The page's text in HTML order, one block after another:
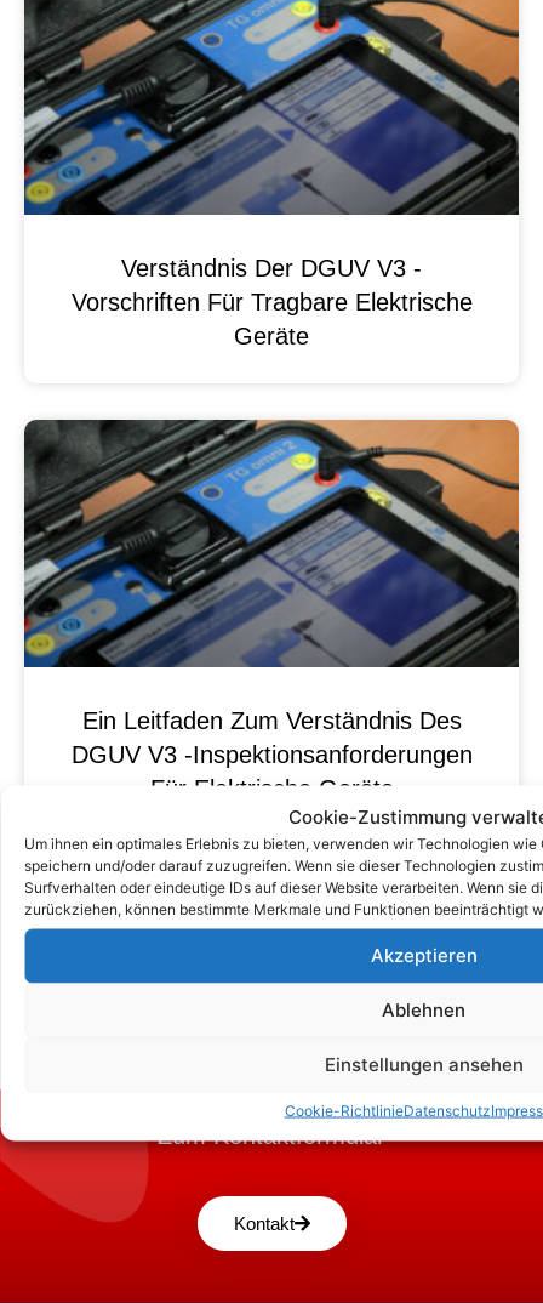
Cookie-Zustimmung
Um ihnen ein optimales Erlebnis zu bieten, verwenden wir Technologien
speichern und/oder darauf zuzugreifen. Wenn sie dieser Technologien
Surfverhalten oder eindeutige IDs auf dieser Website verarbeiten. Wenn sie
zurückziehen, können bestimmte Merkmale und Funktionen beeinträchtigt
Akzeptieren
Ablehnen
Einstellungen ansehen
Cookie-RichtlinieDatenschutz
Verständnis Der DGUV V3 -
Vorschriften Für Tragbare Elektrische
Geräte
Ein Leitfaden Zum Verständnis Des
DGUV V3 -Inspektionsanforderungen
Für Elektrische Geräte
Zum Kontaktformular
Kontakt